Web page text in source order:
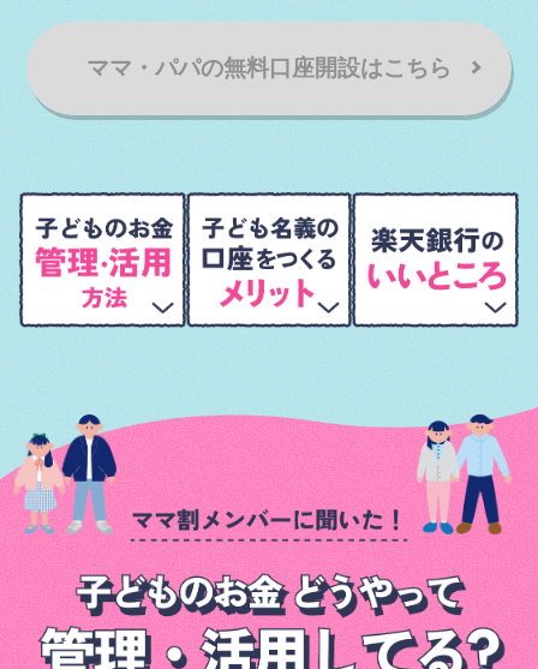
ママ・パパの無料口座開設はこちら